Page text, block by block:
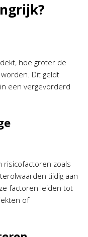
hoe groter de
Dit geldt
een vergevorderd
risicofactoren zoals
tijdig aan
factoren leiden tot
of